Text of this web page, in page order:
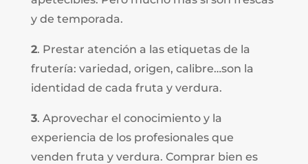
y de temporada.
2. Prestar atención a las etiquetas de la
frutería: variedad, origen, calibre…son la
identidad de cada fruta y verdura.
3. Aprovechar el conocimiento y la
experiencia de los profesionales que
venden fruta y verdura. Comprar bien es